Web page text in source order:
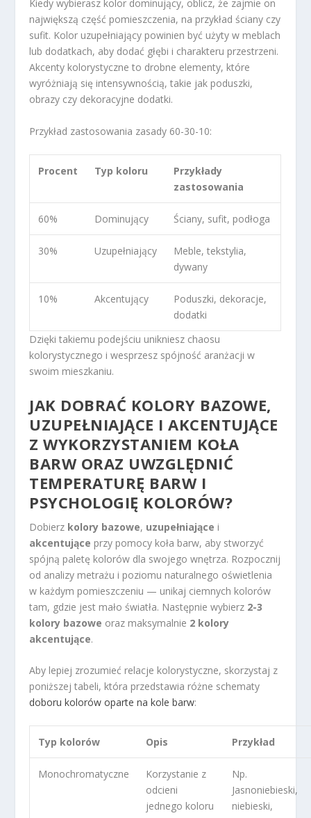
Kiedy wybierasz kolor dominujący, oblicz, że zajmie on
największą część pomieszczenia, na przykład ściany czy
sufit. Kolor uzupełniający powinien być użyty w meblach
lub dodatkach, aby dodać głębi i charakteru przestrzeni.
Akcenty kolorystyczne to drobne elementy, które
wyróżniają się intensywnością, takie jak poduszki,
obrazy czy dekoracyjne dodatki.
Przykład zastosowania zasady 60-30-10:
Procent Typ koloru
Przykłady
zastosowania
60% Dominujący Ściany, sufit, podłoga
30% Uzupełniający
Meble, tekstylia,
dywany
10% Akcentujący
Poduszki, dekoracje,
dodatki
Dzięki takiemu podejściu unikniesz chaosu
kolorystycznego i wesprzesz spójność aranżacji w
swoim mieszkaniu.
JAK DOBRAĆ KOLORY BAZOWE,
UZUPEŁNIAJĄCE I AKCENTUJĄCE
Z WYKORZYSTANIEM KOŁA
BARW ORAZ UWZGLĘDNIĆ
TEMPERATURĘ BARW I
PSYCHOLOGIĘ KOLORÓW?
Dobierz kolory bazowe, uzupełniające i
akcentujące przy pomocy koła barw, aby stworzyć
spójną paletę kolorów dla swojego wnętrza. Rozpocznij
od analizy metrażu i poziomu naturalnego oświetlenia
w każdym pomieszczeniu — unikaj ciemnych kolorów
tam, gdzie jest mało światła. Następnie wybierz 2-3
kolory bazowe oraz maksymalnie 2 kolory
akcentujące.
Aby lepiej zrozumieć relacje kolorystyczne, skorzystaj z
poniższej tabeli, która przedstawia różne schematy
doboru kolorów oparte na kole barw:
Typ kolorów Opis Przykład
Monochromatyczne
Korzystanie z
odcieni
jednego koloru
Np.
Jasnoniebieski,
niebieski,